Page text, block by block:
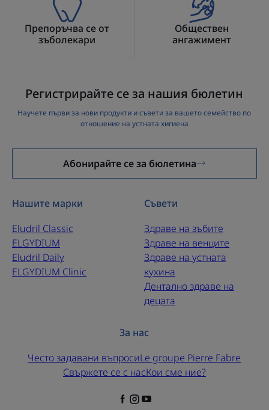
Препоръчва се от
зъболекари
Обществен
ангажимент
Регистрирайте се за нашия бюлетин
Научете първи за нови продукти и съвети за вашето семейство по
отношение на устната хигиена
Абонирайте се за бюлетина
Нашите марки
Eludril Classic
ELGYDIUM
Eludril Daily
ELGYDIUM Clinic
Съвети
Здраве на зъбите
Здраве на венците
Здраве на устната
кухина
Дентално здраве на
децата
За нас
Често задавани въпросиLe groupe Pierre Fabre
Свържете се с насКои сме ние?